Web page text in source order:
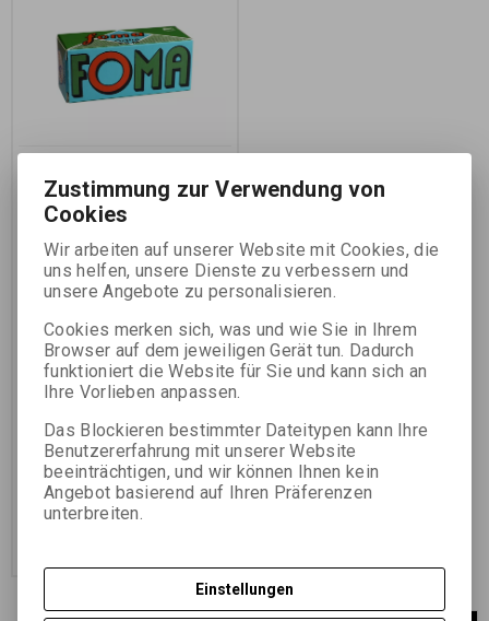
6x9 CM /rolfilm/
Katalognummer:14741
Schwarzweißnegativorthorollfilm
Empfindlichkeit ISO 400/27° Um
mögliche Flecken nach
eingetrockneten Tropfen zu
beseitigen, empfiehlt es sich, den
gewaschenen Film nach der
Verarbeitung in die Fotonal-
Netzmittellösung zu tauchen. Und
das mit min. doppelt so hohe
Konzentration wie bei anderen
vorzugsweise destilliertes
Wasser.
6,26 EUR(27,310 PLN)
5,18 EUR(22,600 PLN)(Ihr Preiss
ohne Ust.:)
Zustimmung zur Verwendung von
Cookies
Wir arbeiten auf unserer Website mit Cookies, die
uns helfen, unsere Dienste zu verbessern und
unsere Angebote zu personalisieren.
Cookies merken sich, was und wie Sie in Ihrem
Browser auf dem jeweiligen Gerät tun. Dadurch
funktioniert die Website für Sie und kann sich an
Ihre Vorlieben anpassen.
Das Blockieren bestimmter Dateitypen kann Ihre
Benutzererfahrung mit unserer Website
beeinträchtigen, und wir können Ihnen kein
Angebot basierend auf Ihren Präferenzen
unterbreiten.
Einstellungen